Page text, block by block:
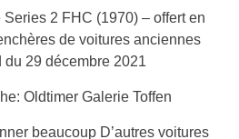
2 FHC (1970) – offert en
de voitures anciennes
du 29 décembre 2021
Oldtimer Galerie Toffen
beaucoup D’autres voitures